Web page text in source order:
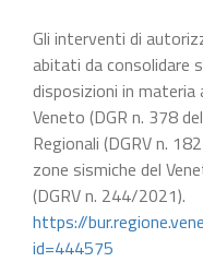
Gli interventi di
abitati da consolidare
disposizioni in materia
Veneto (DGR n. 378
Regionali (DGRV n.
zone sismiche del
(DGRV n. 244/2021).
https://
id=444575